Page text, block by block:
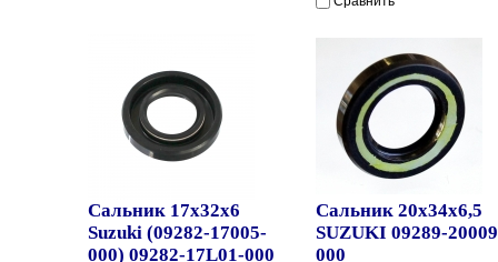
Сальник 17x32x6
Suzuki (09282-17005-
000) 09282-17L01-000
Сальник 20x34x6,5
SUZUKI 09289-
000